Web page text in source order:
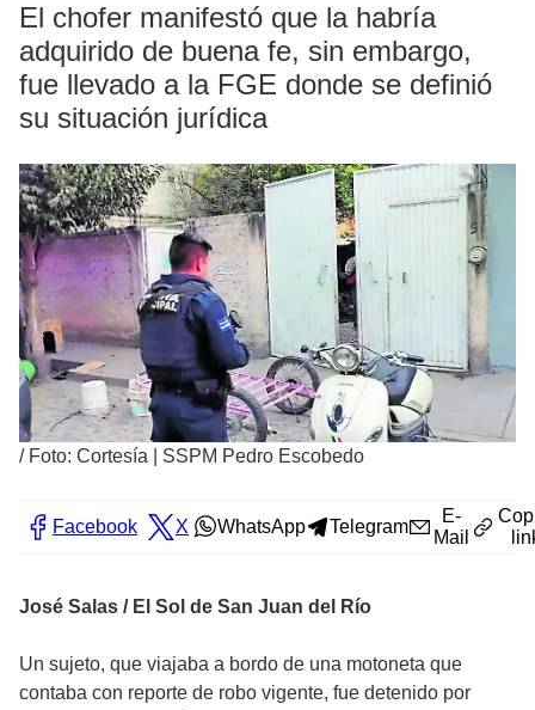
El chofer manifestó que la habría
adquirido de buena fe, sin embargo,
fue llevado a la FGE donde se definió
su situación jurídica
/ Foto: Cortesía | SSPM Pedro Escobedo
Facebook X WhatsApp Telegram
E-
Mail
José Salas / El Sol de San Juan del Río
Un sujeto, que viajaba a bordo de una motoneta que
contaba con reporte de robo vigente, fue detenido por